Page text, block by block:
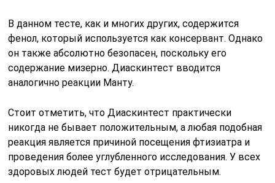
В данном тесте, как и многих других, содержится
фенол, который используется как консервант. Однако
он также абсолютно безопасен, поскольку его
содержание мизерно. Диаскинтест вводится
аналогично реакции Манту.
Стоит отметить, что Диаскинтест практически
никогда не бывает положительным, а любая подобная
реакция является причиной посещения фтизиатра и
проведения более углубленного исследования. У всех
здоровых людей тест будет отрицательным.